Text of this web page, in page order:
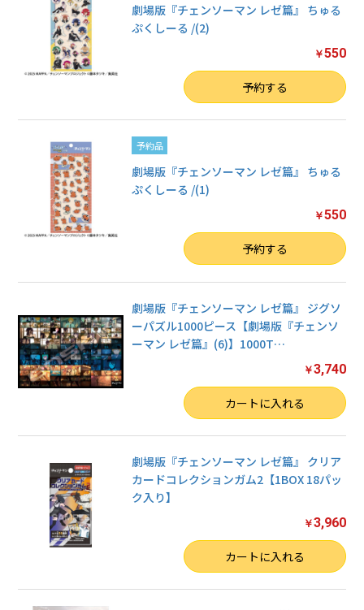
劇場版『チェンソーマン レゼ篇』 ちゅる
ぷくしーる /(2)
￥550
予約する
予約品
劇場版『チェンソーマン レゼ篇』 ちゅる
ぷくしーる /(1)
￥550
予約する
劇場版『チェンソーマン レゼ篇』 ジグソ
ーパズル1000ピース【劇場版『チェンソ
ーマン レゼ篇』(6)】1000T…
￥3,740
カートに入れる
劇場版『チェンソーマン レゼ篇』 クリア
カードコレクションガム2【1BOX 18パッ
ク入り】
￥3,960
カートに入れる